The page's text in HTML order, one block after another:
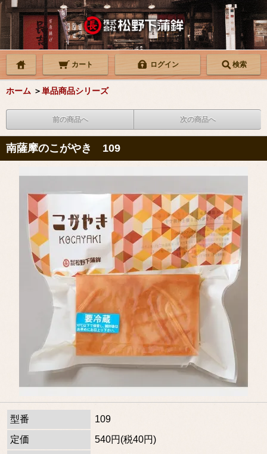
カート ログイン 検索
ホーム ＞単品商品シリーズ
前の商品へ 次の商品へ
南薩摩のこがやき 109
型番
109
定価
540円(税40円)